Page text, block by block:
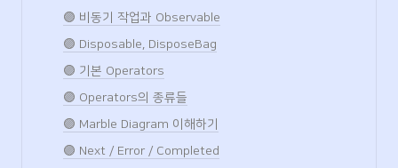
🟣 비동기 작업과 Observable
🟣 Disposable, DisposeBag
🟣 기본 Operators
🟣 Operators의 종류들
🟣 Marble Diagram 이해하기
🟣 Next / Error / Completed